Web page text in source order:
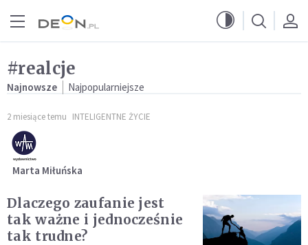
#realcje
Najnowsze Najpopularniejsze
2 miesiące temu INTELIGENTNE ŻYCIE
Marta Miłuńska
Dlaczego zaufanie jest
tak ważne i jednocześnie
tak trudne?